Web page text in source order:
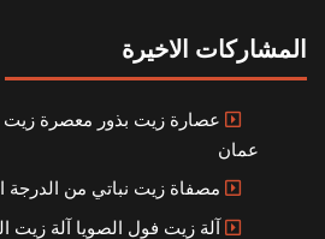
المشاركات الاخيرة
عصارة زيت بذور معصرة
عمان
مصفاة زيت نباتي من الدرجة
آلة زيت فول الصويا آلة زيت